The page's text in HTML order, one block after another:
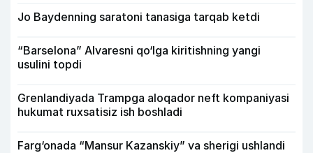
Jo Baydenning saratoni tanasiga tarqab ketdi
“Barselona” Alvaresni qo‘lga kiritishning yangi
usulini topdi
Grenlandiyada Trampga aloqador neft kompaniyasi
hukumat ruxsatisiz ish boshladi
Farg‘onada “Mansur Kazanskiy” va sherigi ushlandi